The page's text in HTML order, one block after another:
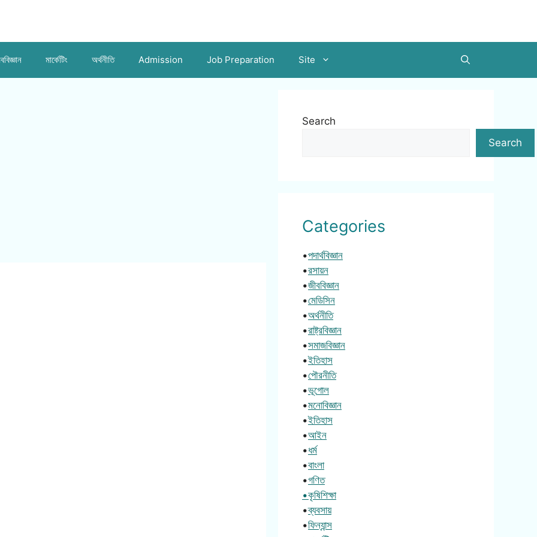
মার্কেটিং অর্থনীতি Admission Job Preparation Site
Search
Search
Categories
•পদার্থবিজ্ঞান
•রসায়ন
•জীববিজ্ঞান
•মেডিসিন
•অর্থনীতি
•রাষ্ট্রবিজ্ঞান
•সমাজবিজ্ঞান
•ইতিহাস
•পৌরনীতি
•ভূগোল
•মনোবিজ্ঞান
•ইতিহাস
•আইন
•ধর্ম
•বাংলা
•গণিত
•কৃষিশিক্ষা
•ব্যবসায়
•ফিন্যান্স